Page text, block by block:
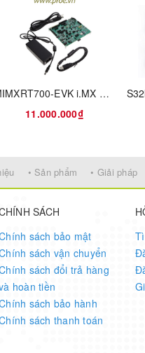
MIMXRT700-EVK i.MX RT700 Evaluation Kit
11.000.000₫
• Sản phẩm • Giải pháp
SÁCH
sách bảo mật
sách vận chuyển
sách đổi trả hàng
hoàn tiền
sách bảo hành
sách thanh toán